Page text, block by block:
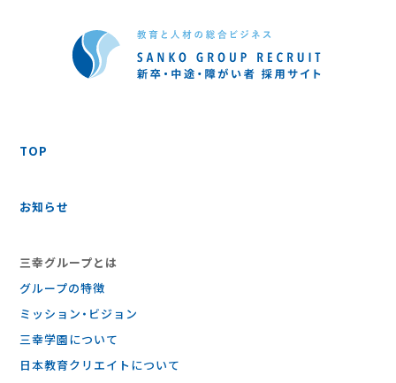
TOP
お知らせ
三幸グループとは
グループの特徴
ミッション・ビジョン
三幸学園について
日本教育クリエイトについて